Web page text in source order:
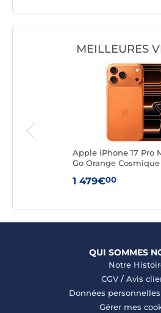
MEILLEURES
Apple iPhone 17 Pro
Go Orange Cosmique
1 479€00
QUI SOMMES
Notre
CGV/ Avis
Données personnelles
Gérer mes